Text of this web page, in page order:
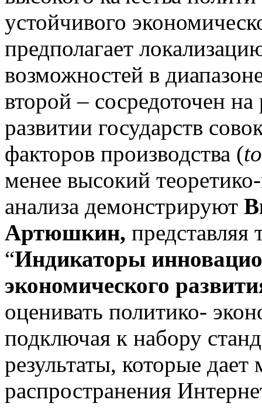
устойчивого
предполагает
возможностей в
второй – сосредоточен
развитии государств
факторов производ­ства (
менее высокий
анализа демонстрируют
Артюшкин, пред­ставляя
“Индикаторы
экономического
оценивать политико-
подключая к набору
результаты, которые дает
распространения